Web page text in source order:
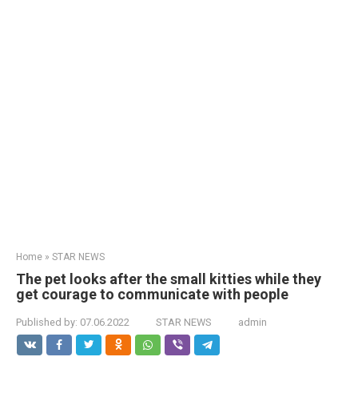
Home » STAR NEWS
The pet looks after the small kitties while they
get courage to communicate with people
Published by: 07.06.2022 STAR NEWS admin